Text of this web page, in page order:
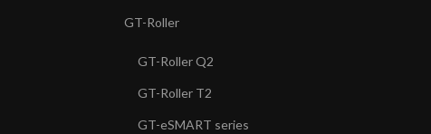
GT-Roller
GT-Roller Q2
GT-Roller T2
GT-eSMART series